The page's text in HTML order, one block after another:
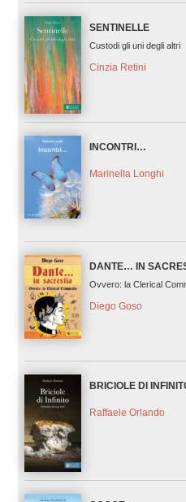
SENTINELLE
Custodi gli uni degli altri
Cinzia Retini
INCONTRI…
Marinella Longhi
DANTE… IN
Ovvero: la Clerical
Diego Goso
BRICIOLE DI
Raffaele Orlando